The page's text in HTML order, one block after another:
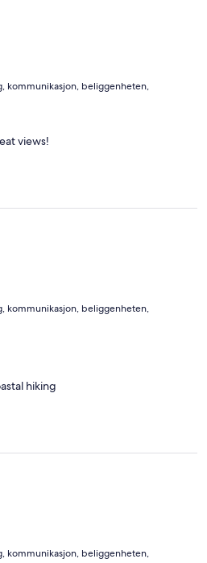
two days as well. We could
location. We sat in awe
you so much! We hope to be
kommunikasjon, beliggenheten,
views!
kommunikasjon, beliggenheten,
hiking
kommunikasjon, beliggenheten,